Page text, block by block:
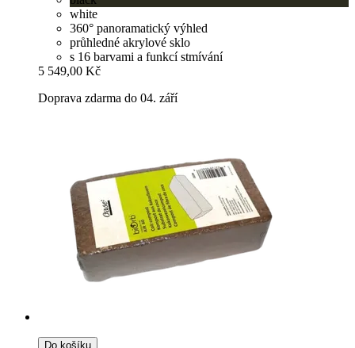
white
360° panoramatický výhled
průhledné akrylové sklo
s 16 barvami a funkcí stmívání
5 549,00 Kč
Doprava zdarma do 04. září
Do košíku